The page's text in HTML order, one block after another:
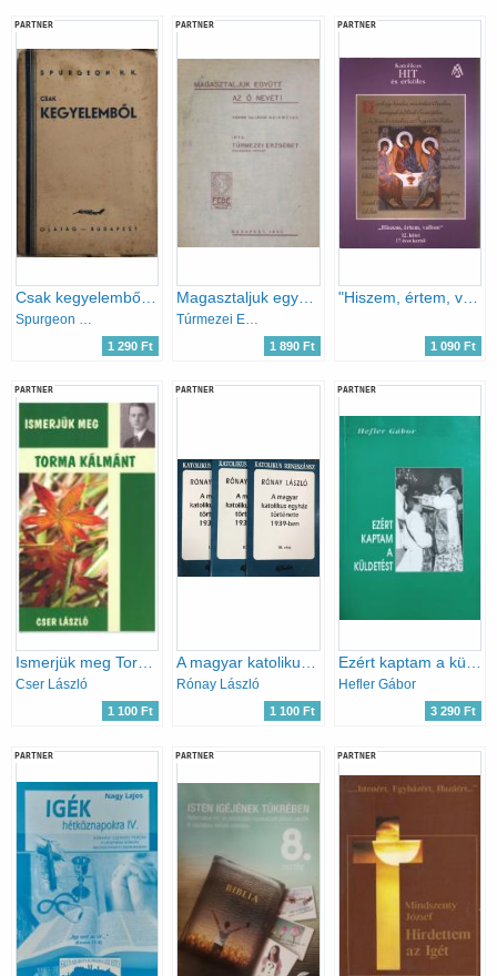
PARTNER
1 290 Ft
PARTNER
1 890 Ft
PARTNER
"Hiszem, értem, vallom" - Katolikus hit és erkölcs 12. kötet
1 090 Ft
PARTNER
Ismerjük meg Torma Kálmánt
Cser László
1 100 Ft
PARTNER
A magyar katolikus egyház története 1939-ben I-III.
Rónay László
1 100 Ft
PARTNER
Ezért kaptam a küldetést
Hefler Gábor
3 290 Ft
PARTNER PARTNER PARTNER